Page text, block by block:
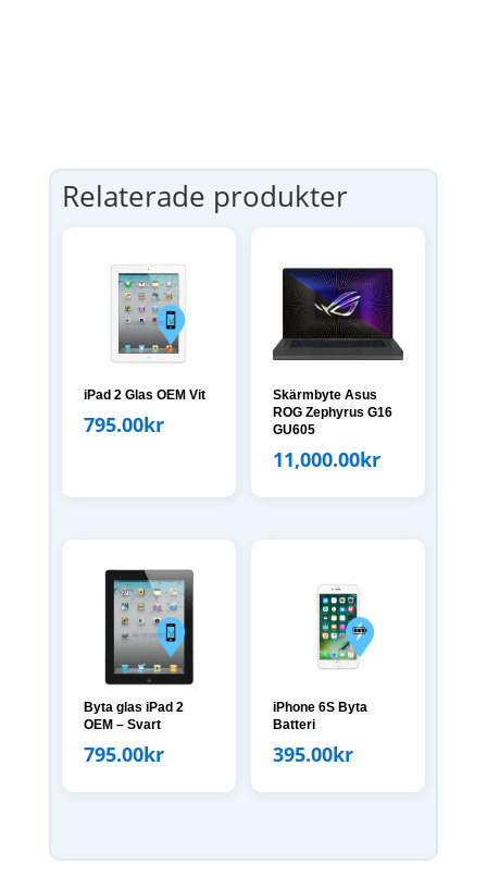
Relaterade produkter
iPad 2 Glas OEM Vit
795.00kr
Skärmbyte Asus
ROG Zephyrus G16
GU605
11,000.00kr
Byta glas iPad 2
OEM – Svart
795.00kr
iPhone 6S Byta
Batteri
395.00kr